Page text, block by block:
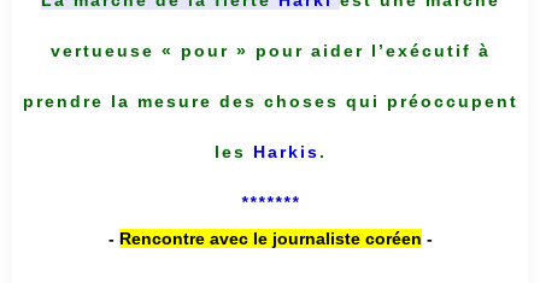
vertueuse « pour » pour aider l’exécutif à
prendre la mesure des choses qui préoccupent
les Harkis.
*******
- Rencontre avec le journaliste coréen -